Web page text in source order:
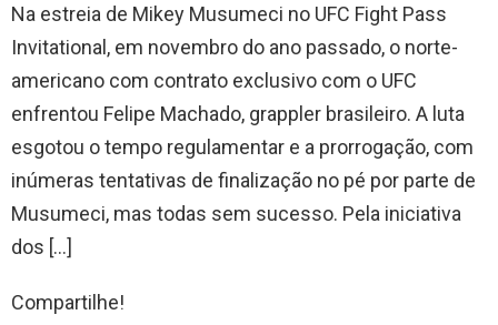
ce
b
o
o
k
at
s
A
p
p
Na estreia de Mikey Musumeci no UFC Fight Pass
Invitational, em novembro do ano passado, o norte-
americano com contrato exclusivo com o UFC
enfrentou Felipe Machado, grappler brasileiro. A luta
esgotou o tempo regulamentar e a prorrogação, com
inúmeras tentativas de finalização no pé por parte de
Musumeci, mas todas sem sucesso. Pela iniciativa
dos […]
Compartilhe!